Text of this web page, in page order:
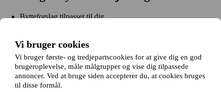
Vi bruger cookies
Vi bruger første- og tredjepartscookies for at give dig en god
brugeroplevelse, måle målgrupper og vise dig tilpassede
annoncer. Ved at bruge siden accepterer du, at cookies bruges
til disse formål.
Bytteforslag tilpasset til dig
Kom i gang gratis
Kom i gang
Kom i gang gratisSøg annoncerLog ind
Læs mere
Nyheder og tips